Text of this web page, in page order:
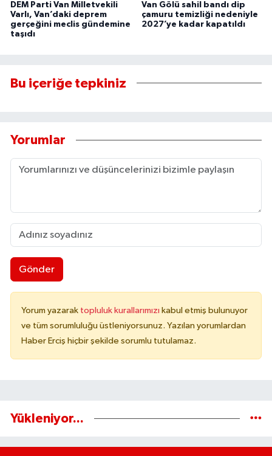
DEM Parti Van Milletvekili
Varlı, Van’daki deprem
gerçeğini meclis gündemine
taşıdı
Van Gölü sahil bandı dip
çamuru temizliği nedeniyle
2027’ye kadar kapatıldı
Bu içeriğe tepkiniz
Yorumlar
Gönder
Yorum yazarak topluluk kurallarımızı kabul etmiş bulunuyor
ve tüm sorumluluğu üstleniyorsunuz. Yazılan yorumlardan
Haber Erciş hiçbir şekilde sorumlu tutulamaz.
Yükleniyor...